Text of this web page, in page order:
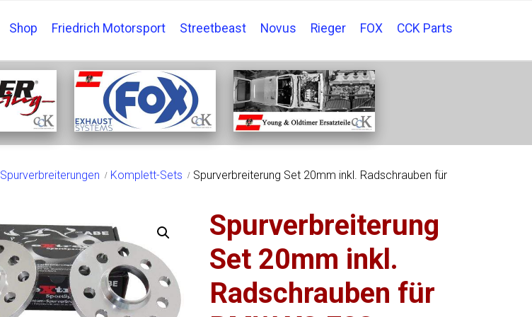
Shop Friedrich Motorsport Streetbeast Novus Rieger FOX CCK Parts
SHOP
Spurverbreiterungen Komplett-Sets
Spurverbreiterung Set 20mm inkl. Radschrauben für
Spurverbreiterung
Set 20mm inkl.
Radschrauben für